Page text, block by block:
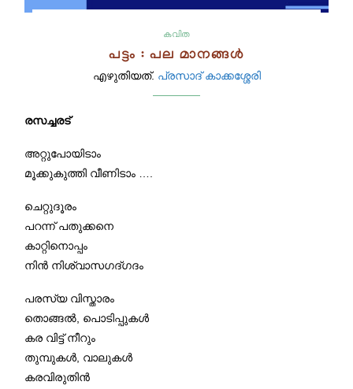
കവിത
പട്ടം : പല മാനങ്ങൾ
എഴുതിയത്. പ്രസാദ് കാക്കശ്ശേരി
രസച്ചരട്
അറ്റുപോയിടാം
മൂക്കുകുത്തി വീണിടാം ….
ചെറ്റുദൂരം
പറന്ന് പതുക്കനെ
കാറ്റിനൊപ്പം
നിൻ നിശ്വാസഗദ്ഗദം
പരസ്യ വിസ്താരം
തൊങ്ങൽ, പൊടിപ്പുകൾ
കര വിട്ട് നീറും
തുമ്പുകൾ, വാലുകൾ
കരവിരുതിൻ